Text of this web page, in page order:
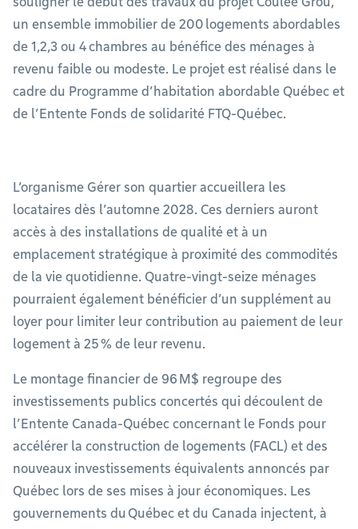
un ensemble immobilier de 200 logements abordables
de 1,2,3 ou 4 chambres au bénéfice des ménages à
revenu faible ou modeste. Le projet est réalisé dans le
cadre du Programme d’habitation abordable Québec et
de l’Entente Fonds de solidarité FTQ-Québec.
L’organisme Gérer son quartier accueillera les
locataires dès l’automne 2028. Ces derniers auront
accès à des installations de qualité et à un
emplacement stratégique à proximité des commodités
de la vie quotidienne. Quatre-vingt-seize ménages
pourraient également bénéficier d’un supplément au
loyer pour limiter leur contribution au paiement de leur
logement à 25 % de leur revenu.
Le montage financier de 96 M$ regroupe des
investissements publics concertés qui découlent de
l’Entente Canada-Québec concernant le Fonds pour
accélérer la construction de logements (FACL) et des
nouveaux investissements équivalents annoncés par
Québec lors de ses mises à jour économiques. Les
gouvernements du Québec et du Canada injectent, à